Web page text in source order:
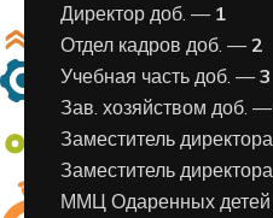
Директор доб. — 1
Отдел кадров доб. —2
Учебная часть доб. —3
Зав. хозяйством доб. —
Заместитель
Заместитель
ММЦ Одаренных